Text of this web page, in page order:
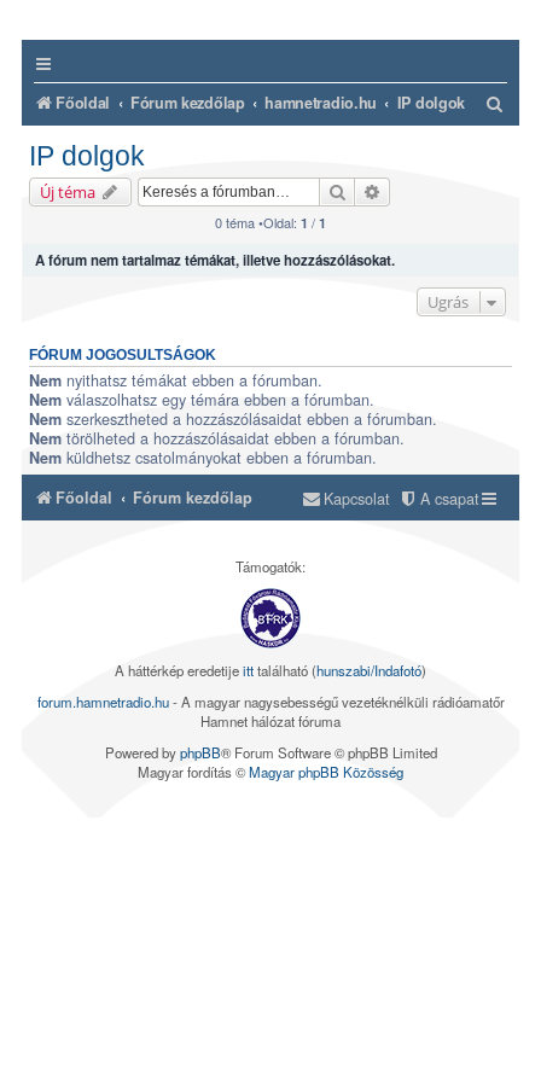
Főoldal Fórum kezdőlap hamnetradio.hu IP dolgok
s
IP dolgok
Új téma Keresés
0 téma •Oldal: 1 / 1
A fórum nem tartalmaz témákat, illetve hozzászólásokat.
Ugrás
FÓRUM JOGOSULTSÁGOK
Nem nyithatsz témákat ebben a fórumban.
Nem válaszolhatsz egy témára ebben a fórumban.
Nem szerkesztheted a hozzászólásaidat ebben a fórumban.
Nem törölheted a hozzászólásaidat ebben a fórumban.
Nem küldhetsz csatolmányokat ebben a fórumban.
Főoldal Fórum kezdőlap A csapat
Kapcsolat
Támogatók:
A háttérkép eredetijeitttalálható (hunszabi/Indafotó)
forum.hamnetradio.hu- A magyar nagysebességű vezetéknélküli rádióamatőr
Hamnet hálózat fóruma
Powered byphpBB® Forum Software © phpBB Limited
Magyar fordítás ©Magyar phpBB Közösség